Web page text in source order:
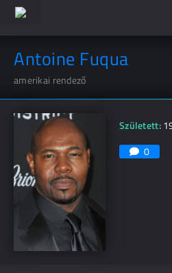
Antoine Fuqua
amerikai rendező
Született:
0